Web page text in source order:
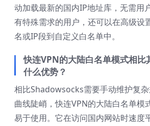
动加载最新的国内IP地址库，无需用
有特殊需求的用户，还可以在高级设
名或IP段到自定义白名单中。
快连VPN的大陆白名单模式相比
什么优势？
相比Shadowsocks需要手动维护复
曲线陡峭，快连VPN的大陆白名单模
易于使用。它在访问国内网站时速度